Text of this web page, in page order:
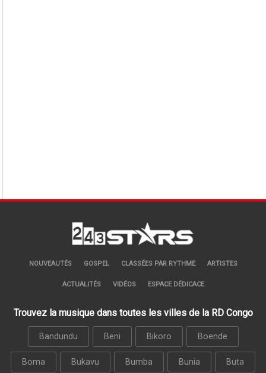
NOUVEAUTÉS GOSPEL CLASSÉES PAR RYTHME ARTISTES
ACTUALITÉS VIDÉOS ESPACE DÉDICACE
Trouvez la musique dans toutes les villes de la RD Congo
Bandundu Beni Bikoro Boende
Boma Bukavu Bumba Bunia Buta